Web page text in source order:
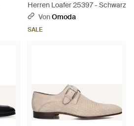
Herren Loafer 25397 - Schwarz
VonOmoda
SALE